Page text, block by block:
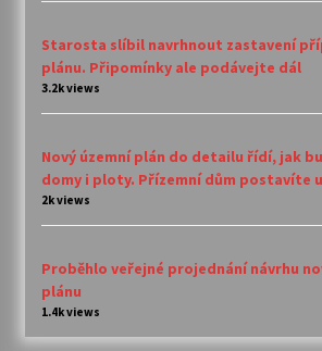
Starosta slíbil navrhnout zastavení
plánu. Připomínky ale podávejte dál
3.2k views
Nový územní plán do detailu řídí, jak
domy i ploty. Přízemní dům postavíte
2k views
Proběhlo veřejné projednání návrhu
plánu
1.4k views